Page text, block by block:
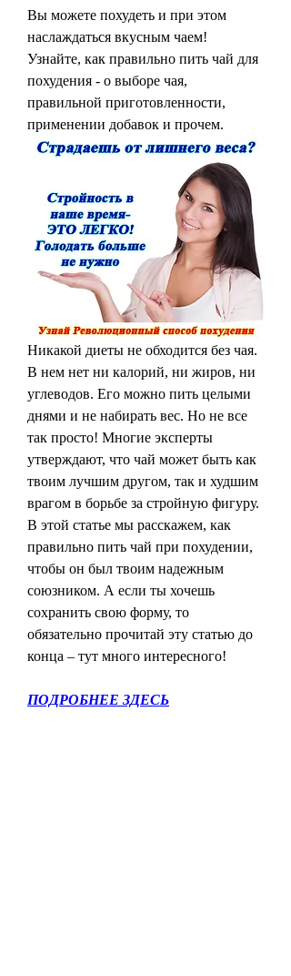
Вы можете похудеть и при этом
наслаждаться вкусным чаем!
Узнайте, как правильно пить чай для
похудения - о выборе чая,
правильной приготовленности,
применении добавок и прочем.
Никакой диеты не обходится без чая.
В нем нет ни калорий, ни жиров, ни
углеводов. Его можно пить целыми
днями и не набирать вес. Но не все
так просто! Многие эксперты
утверждают, что чай может быть как
твоим лучшим другом, так и худшим
врагом в борьбе за стройную фигуру.
В этой статье мы расскажем, как
правильно пить чай при похудении,
чтобы он был твоим надежным
союзником. А если ты хочешь
сохранить свою форму, то
обязательно прочитай эту статью до
конца – тут много интересного!
ПОДРОБНЕЕ ЗДЕСЬ